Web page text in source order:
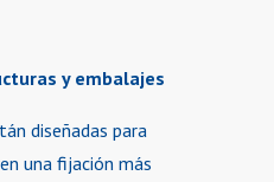
y embalajes
diseñadas para
una fijación más